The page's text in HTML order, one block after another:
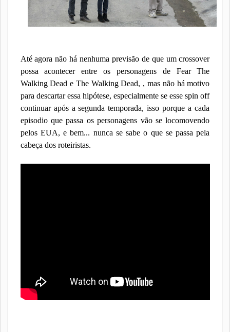
Até agora não há nenhuma previsão de que um crossover
possa acontecer entre os personagens de Fear The
Walking Dead e The Walking Dead, , mas não há motivo
para descartar essa hipótese, especialmente se esse spin off
continuar após a segunda temporada, isso porque a cada
episodio que passa os personagens vão se locomovendo
pelos EUA, e bem... nunca se sabe o que se passa pela
cabeça dos roteiristas.